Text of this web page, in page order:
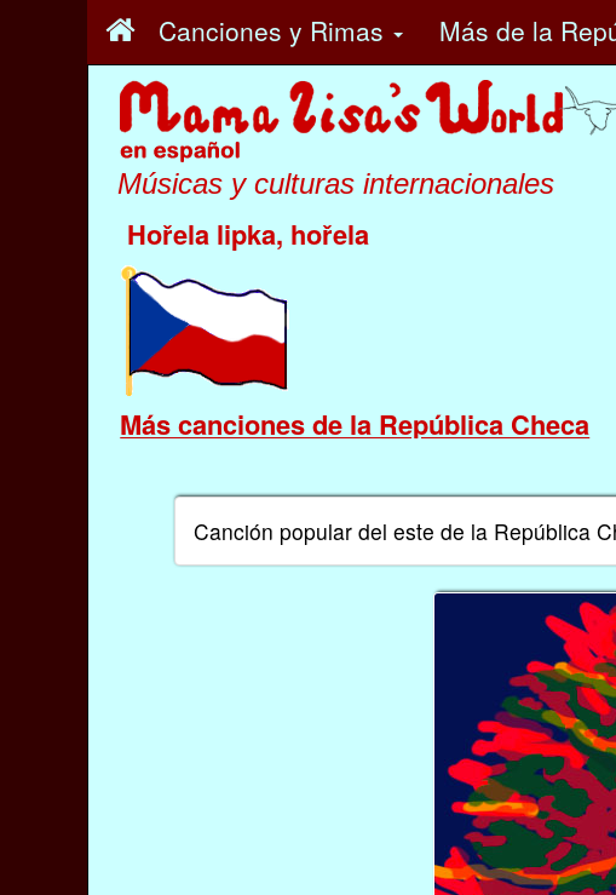
Canciones y Rimas Más de la
Músicas y culturas internacionales
Hořela lipka, hořela
Más canciones de la República Checa
Canción popular del este de la República